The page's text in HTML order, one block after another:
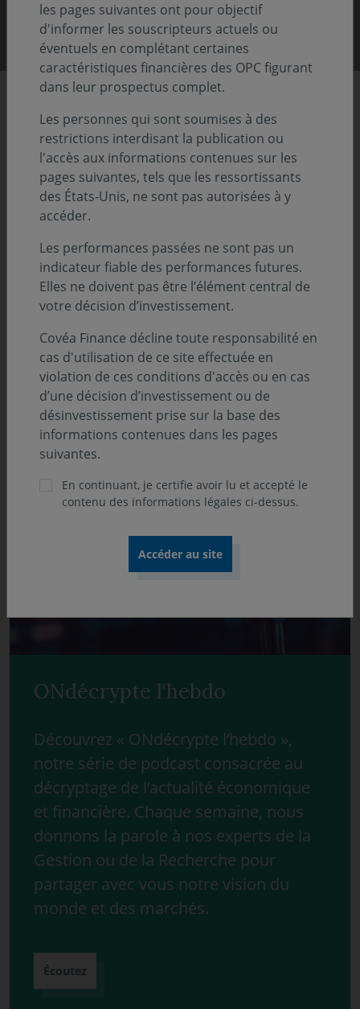
Découvrir nos rapports
Previous 86,8
Au 31.12.2025
ONdécrypte l'hebdo
Découvrez « ONdécrypte l’hebdo »,
notre série de podcast consacrée au
décryptage de l’actualité économique
et financière. Chaque semaine, nous
donnons la parole à nos experts de la
Gestion ou de la Recherche pour
partager avec vous notre vision du
monde et des marchés.
Écoutez
les pages suivantes ont pour objectif
d'informer les souscripteurs actuels ou
éventuels en complétant certaines
caractéristiques financières des OPC figurant
dans leur prospectus complet.
Les personnes qui sont soumises à des
restrictions interdisant la publication ou
l'accès aux informations contenues sur les
pages suivantes, tels que les ressortissants
des États-Unis, ne sont pas autorisées à y
accéder.
Les performances passées ne sont pas un
indicateur fiable des performances futures.
Elles ne doivent pas être l’élément central de
votre décision d’investissement.
Covéa Finance décline toute responsabilité en
cas d'utilisation de ce site effectuée en
violation de ces conditions d'accès ou en cas
d’une décision d’investissement ou de
désinvestissement prise sur la base des
informations contenues dans les pages
suivantes.
En continuant, je certifie avoir lu et accepté le
contenu des informations légales ci-dessus.